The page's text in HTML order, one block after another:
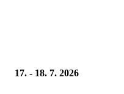
17. - 18. 7. 2026